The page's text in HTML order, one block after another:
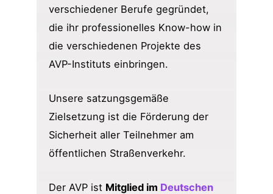
verschiedener Berufe gegründet,
die ihr professionelles Know-how in
die verschiedenen Projekte des
AVP-Instituts einbringen.
Unsere satzungsgemäße
Zielsetzung ist die Förderung der
Sicherheit aller Teilnehmer am
öffentlichen Straßenverkehr.
Der AVP ist Mitglied im Deutschen